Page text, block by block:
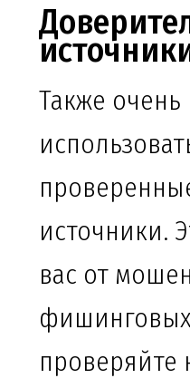
Также очень
источники.
вас от
фишинговых
проверяйте